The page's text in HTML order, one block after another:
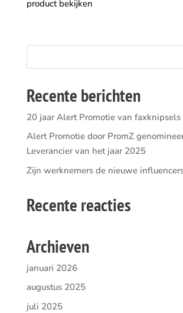
product bekijken
Recente berichten
20 jaar Alert Promotie van
Alert Promotie door PromZ
Leverancier van het jaar 2025
Zijn werknemers de nieuwe
Recente reacties
Archieven
januari 2026
augustus 2025
juli 2025